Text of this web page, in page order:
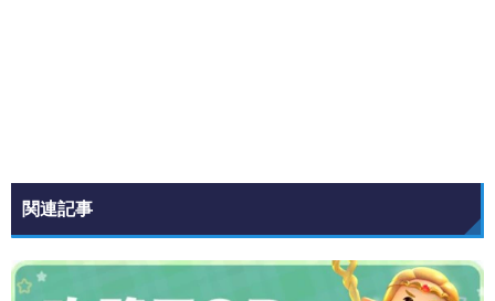
関連記事